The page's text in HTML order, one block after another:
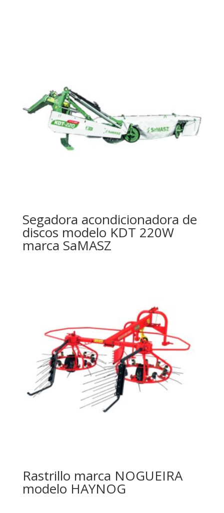
Segadora acondicionadora de
discos modelo KDT 220W
marca SaMASZ
Rastrillo marca NOGUEIRA
modelo HAYNOG